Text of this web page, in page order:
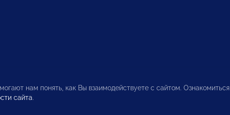
нам понять, как Вы взаимодействуете с сайтом. Ознакомиться
сайта.